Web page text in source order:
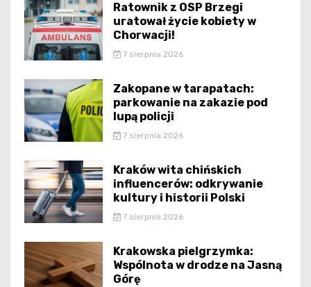
Ratownik z OSP Brzegi
uratował życie kobiety w
Chorwacji!
7 sierpnia 2026
Zakopane w tarapatach:
parkowanie na zakazie pod
lupą policji
7 sierpnia 2026
Kraków wita chińskich
influencerów: odkrywanie
kultury i historii Polski
7 sierpnia 2026
Krakowska pielgrzymka:
Wspólnota w drodze na Jasną
Górę